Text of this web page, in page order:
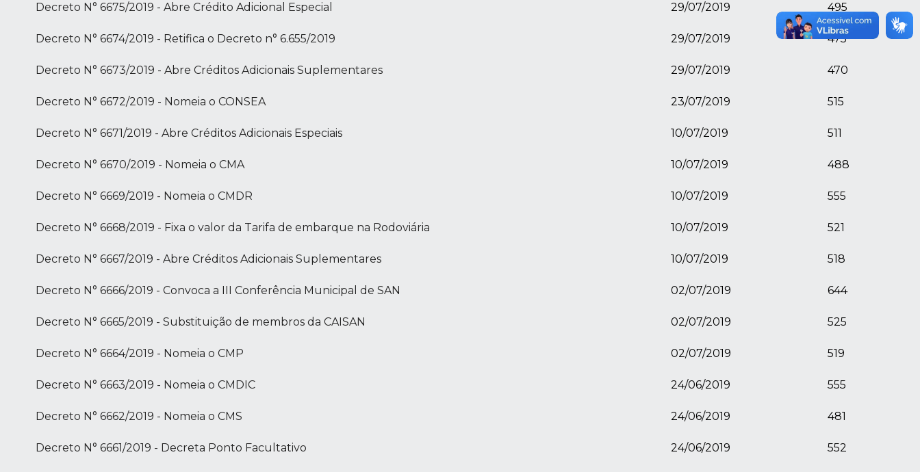
Decreto N° 6675/2019 - Abre Crédito Adicional Especial 29/07/2019 495
Decreto N° 6674/2019 - Retifica o Decreto n° 6.655/2019 29/07/2019 475
Decreto N° 6673/2019 - Abre Créditos Adicionais Suplementares 29/07/2019 470
Decreto N° 6672/2019 - Nomeia o CONSEA 23/07/2019 515
Decreto N° 6671/2019 - Abre Créditos Adicionais Especiais 10/07/2019 511
Decreto N° 6670/2019 - Nomeia o CMA 10/07/2019 488
Decreto N° 6669/2019 - Nomeia o CMDR 10/07/2019 555
Decreto N° 6668/2019 - Fixa o valor da Tarifa de embarque na Rodoviária 10/07/2019 521
Decreto N° 6667/2019 - Abre Créditos Adicionais Suplementares 10/07/2019 518
Decreto N° 6666/2019 - Convoca a III Conferência Municipal de SAN 02/07/2019 644
Decreto N° 6665/2019 - Substituição de membros da CAISAN 02/07/2019 525
Decreto N° 6664/2019 - Nomeia o CMP 02/07/2019 519
Decreto N° 6663/2019 - Nomeia o CMDIC 24/06/2019 555
Decreto N° 6662/2019 - Nomeia o CMS 24/06/2019 481
Decreto N° 6661/2019 - Decreta Ponto Facultativo 24/06/2019 552